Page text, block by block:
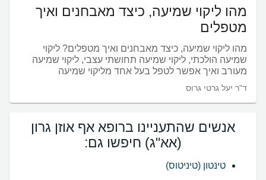
מהו ליקוי שמיעה, כיצד מאבחנים ואיך
מטפלים
מהו ליקוי שמיעה, כיצד מאבחנים ואיך מטפלים? ליקוי
שמיעה הולכתי, ליקוי שמיעה תחושתי עצבי, ליקוי שמיעה
מעורב ואיך אפשר לטפל בעל אחד מליקוי שמיעה
ד"ר יעל גרטי גרוס
אנשים שהתעניינו ברופא אף אוזן גרון
(אא"ג) חיפשו גם:
טינטון (טיניטוס)